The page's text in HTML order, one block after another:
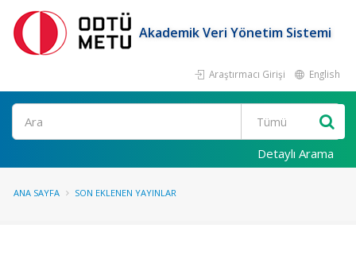
Akademik Veri Yönetim Sistemi
Araştırmacı Girişi English
Ara
Detaylı Arama
ANA SAYFA SON EKLENEN YAYINLAR